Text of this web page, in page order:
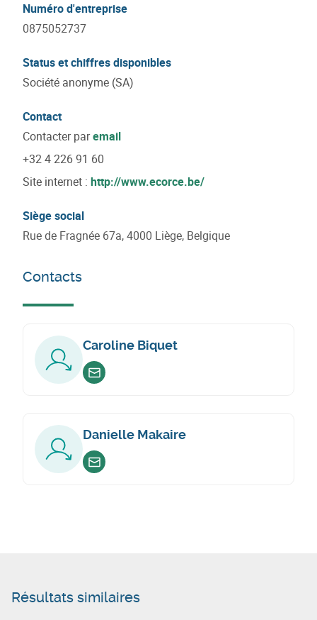
Numéro d'entreprise
0875052737
Status et chiffres disponibles
Société anonyme (SA)
Contact
Contacter paremail
+32 4 226 91 60
Site internet : http://www.ecorce.be/
Siège social
Rue de Fragnée 67a, 4000 Liège, Belgique
Contacts
Caroline Biquet
Envoyer un email
Danielle Makaire
Envoyer un email
Résultats similaires